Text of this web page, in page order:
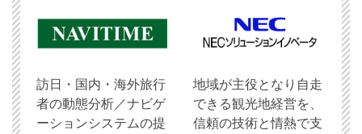
訪日・国内・海外旅行
者の動態分析／ナビゲ
ーションシステムの提
地域が主役となり自走
できる観光地経営を、
信頼の技術と情熱で支